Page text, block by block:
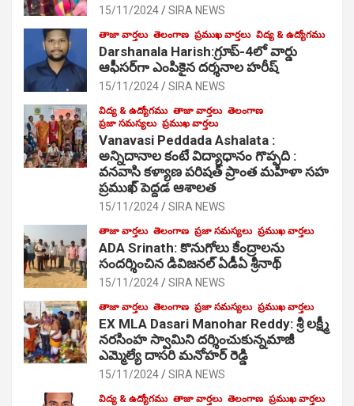
15/11/2024 SIRA NEWS
తాజా వార్తలు తెలంగాణ ప్రముఖ వార్తలు విద్య & ఉద్యోగము
Darshanala Harish:గ్రూప్-4లో వార్డు
ఆఫీసర్‌గా ఎంపికైన దర్శనాల హరీష్
15/11/2024 SIRA NEWS
విద్య & ఉద్యోగము తాజా వార్తలు తెలంగాణ
ప్రజా సమస్యలు ప్రముఖ వార్తలు
Vanavasi Peddada Ashalata :
అన్నిదానాల కంటే విద్యాధానం గొప్పది :
వనవాసి కళ్యాణ పరిషత్ ప్రాంత మహిళా సహ
ప్రముఖ్ పెద్దడ ఆశాలత
15/11/2024 SIRA NEWS
తాజా వార్తలు తెలంగాణ ప్రజా సమస్యలు ప్రముఖ వార్తలు
ADA Srinath: కొనుగోలు కేంద్రాల‌ను
సంద‌ర్శించిన డివిజనల్ ఏడీఏ శ్రీనాథ్
15/11/2024 SIRA NEWS
తాజా వార్తలు తెలంగాణ ప్రజా సమస్యలు ప్రముఖ వార్తలు
EX MLA Dasari Manohar Reddy: శ్రీ లక్ష్మీ
నరసింహ స్వామిని దర్శించుకున్నమాజీ
ఎమ్మెల్యే దాసరి మనోహర్ రెడ్డి
15/11/2024 SIRA NEWS
విద్య & ఉద్యోగము తాజా వార్తలు తెలంగాణ ప్రముఖ వార్తలు